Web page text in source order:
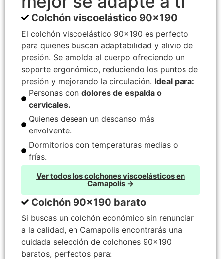
Colchón viscoelástico 90x190
El colchón viscoelástico 90×190 es perfecto
para quienes buscan adaptabilidad y alivio de
presión. Se amolda al cuerpo ofreciendo un
soporte ergonómico, reduciendo los puntos de
presión y mejorando la circulación. Ideal para:
Personas con dolores de espalda o
cervicales.
Quienes desean un descanso más
envolvente.
Dormitorios con temperaturas medias o
frías.
Ver todos los colchones viscoelásticos en
Camapolis →
Colchón 90x190 barato
Si buscas un colchón económico sin renunciar
a la calidad, en Camapolis encontrarás una
cuidada selección de colchones 90×190
baratos, perfectos para: